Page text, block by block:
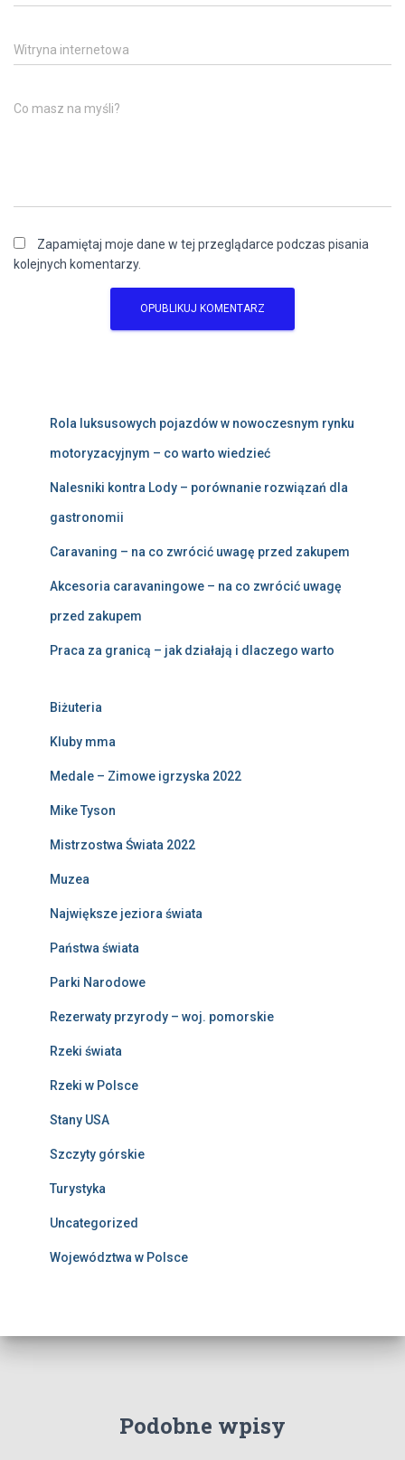
Witryna internetowa
Co masz na myśli?
Zapamiętaj moje dane w tej przeglądarce podczas pisania
kolejnych komentarzy.
Rola luksusowych pojazdów w nowoczesnym rynku
motoryzacyjnym – co warto wiedzieć
Nalesniki kontra Lody – porównanie rozwiązań dla
gastronomii
Caravaning – na co zwrócić uwagę przed zakupem
Akcesoria caravaningowe – na co zwrócić uwagę
przed zakupem
Praca za granicą – jak działają i dlaczego warto
Biżuteria
Kluby mma
Medale – Zimowe igrzyska 2022
Mike Tyson
Mistrzostwa Świata 2022
Muzea
Największe jeziora świata
Państwa świata
Parki Narodowe
Rezerwaty przyrody – woj. pomorskie
Rzeki świata
Rzeki w Polsce
Stany USA
Szczyty górskie
Turystyka
Uncategorized
Województwa w Polsce
Podobne wpisy